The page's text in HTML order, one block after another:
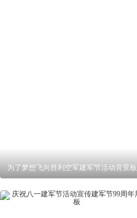
为了梦想飞向胜利空军建军节活动背景板